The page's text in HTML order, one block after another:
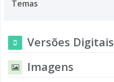
Temas
Versões Digitais
Imagens